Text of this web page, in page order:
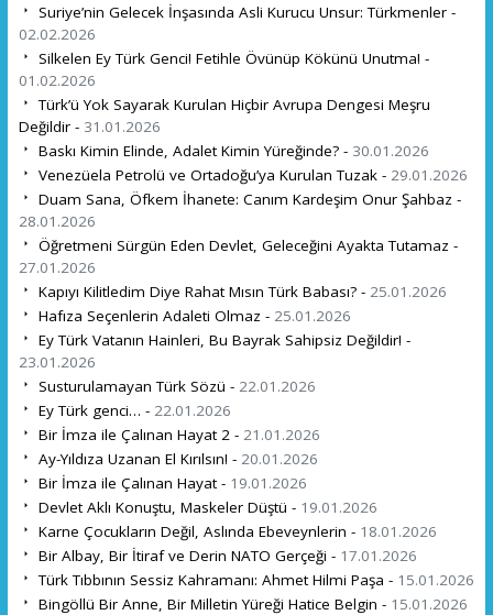
Suriye’nin Gelecek İnşasında Asli Kurucu Unsur: Türkmenler -
02.02.2026
Silkelen Ey Türk Genci! Fetihle Övünüp Kökünü Unutma! -
01.02.2026
Türk’ü Yok Sayarak Kurulan Hiçbir Avrupa Dengesi Meşru
Değildir - 31.01.2026
Baskı Kimin Elinde, Adalet Kimin Yüreğinde? - 30.01.2026
Venezüela Petrolü ve Ortadoğu’ya Kurulan Tuzak - 29.01.2026
Duam Sana, Öfkem İhanete: Canım Kardeşim Onur Şahbaz -
28.01.2026
Öğretmeni Sürgün Eden Devlet, Geleceğini Ayakta Tutamaz -
27.01.2026
Kapıyı Kilitledim Diye Rahat Mısın Türk Babası? - 25.01.2026
Hafıza Seçenlerin Adaleti Olmaz - 25.01.2026
Ey Türk Vatanın Hainleri, Bu Bayrak Sahipsiz Değildir! -
23.01.2026
Susturulamayan Türk Sözü - 22.01.2026
Ey Türk genci… - 22.01.2026
Bir İmza ile Çalınan Hayat 2 - 21.01.2026
Ay-Yıldıza Uzanan El Kırılsın! - 20.01.2026
Bir İmza ile Çalınan Hayat - 19.01.2026
Devlet Aklı Konuştu, Maskeler Düştü - 19.01.2026
Karne Çocukların Değil, Aslında Ebeveynlerin - 18.01.2026
Bir Albay, Bir İtiraf ve Derin NATO Gerçeği - 17.01.2026
Türk Tıbbının Sessiz Kahramanı: Ahmet Hilmi Paşa - 15.01.2026
Bingöllü Bir Anne, Bir Milletin Yüreği Hatice Belgin - 15.01.2026